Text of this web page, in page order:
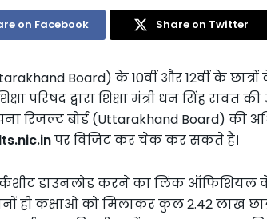
on Facebook Share on Twitter
Board) के 10वीं और 12वीं के
परिषद द्वारा शिक्षा मंत्री धन सिंह रावत
रिजल्ट बोर्ड (Uttarakhand Board) की
पर विजिट कर चेक कर सकते हैं।
डाउनलोड करने का लिंक ऑफिशियल
ही कक्षाओं को मिलाकर कुल 2.42 लाख